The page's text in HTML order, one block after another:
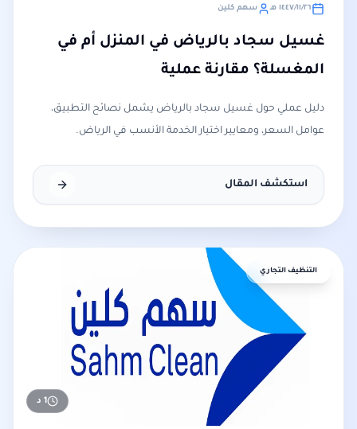
٢٦‏/١١‏/١٤٤٧ هـ سهم كلين
غسيل سجاد بالرياض في المنزل أم في
المغسلة؟ مقارنة عملية
دليل عملي حول غسيل سجاد بالرياض يشمل نصائح التطبيق،
عوامل السعر، ومعايير اختيار الخدمة الأنسب في الرياض.
استكشف المقال
التنظيف التجاري
1 د